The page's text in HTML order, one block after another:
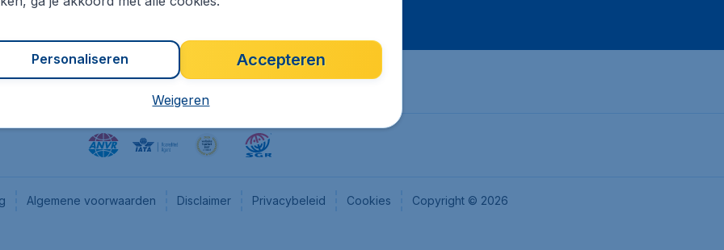
pers
Algemene voorwaarden Disclaimer Privacybeleid Cookies Copyright © 2026
Accepteren
Personaliseren
Weigeren